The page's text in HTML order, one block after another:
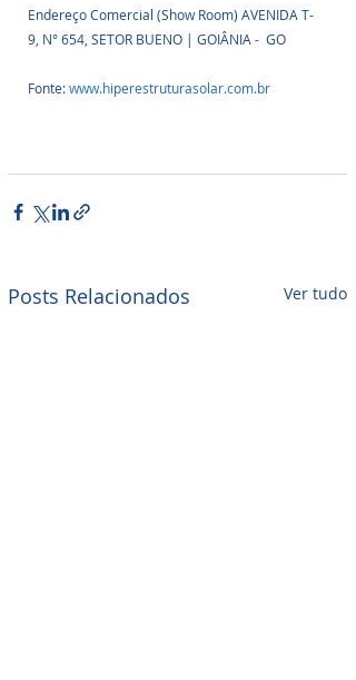
Endereço Comercial (Show Room) AVENIDA T-
9, N° 654, SETOR BUENO | GOIÂNIA -  GO
Fonte: www.hiperestruturasolar.com.br
Posts Relacionados Ver tudo